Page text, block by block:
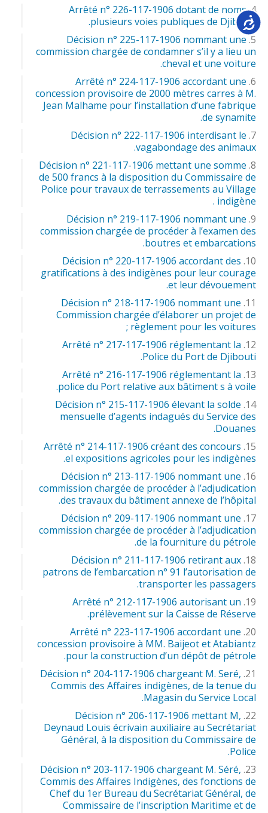
Arrêté n° 226-117-1906 dotant de noms
plusieurs voies publiques de Djibouti.
Décision n° 225-117-1906 nommant une
commission chargée de condamner s’il y a lieu un
cheval et une voiture.
Arrêté n° 224-117-1906 accordant une
concession provisoire de 2000 mètres carres à M.
Jean Malhame pour l’installation d’une fabrique
de synamite.
Décision n° 222-117-1906 interdisant le
vagabondage des animaux.
Décision n° 221-117-1906 mettant une somme
de 500 francs à la disposition du Commissaire de
Police pour travaux de terrassements au Village
indigène .
Décision n° 219-117-1906 nommant une
commission chargée de procéder à l’examen des
boutres et embarcations.
Décision n° 220-117-1906 accordant des
gratifications à des indigènes pour leur courage
et leur dévouement.
Décision n° 218-117-1906 nommant une
Commission chargée d’élaborer un projet de
règlement pour les voitures ;
Arrêté n° 217-117-1906 réglementant la
Police du Port de Djibouti.
Arrêté n° 216-117-1906 réglementant la
police du Port relative aux bâtiment s à voile.
Décision n° 215-117-1906 élevant la solde
mensuelle d’agents indagués du Service des
Douanes.
Arrêté n° 214-117-1906 créant des concours
el expositions agricoles pour les indigènes.
Décision n° 213-117-1906 nommant une
commission chargée de procéder à l’adjudication
des travaux du bâtiment annexe de l’hôpital.
Décision n° 209-117-1906 nommant une
commission chargée de procéder à l’adjudication
de la fourniture du pétrole.
Décision n° 211-117-1906 retirant aux
patrons de l’embarcation n° 91 l’autorisation de
transporter les passagers.
Arrêté n° 212-117-1906 autorisant un
prélèvement sur la Caisse de Réserve.
Arrêté n° 223-117-1906 accordant une
concession provisoire à MM. Baijeot et Atabiantz
pour la construction d’un dépôt de pétrole.
Décision n° 204-117-1906 chargeant M. Seré,
Commis des Affaires indigènes, de la tenue du
Magasin du Service Local.
Décision n° 206-117-1906 mettant M,
Deynaud Louis écrivain auxiliaire au Secrétariat
Général, à la disposition du Commissaire de
Police.
Décision n° 203-117-1906 chargeant M. Séré,
Commis des Affaires Indigènes, des fonctions de
Chef du 1er Bureau du Secrétariat Général, de
Commissaire de l’inscription Maritime et de